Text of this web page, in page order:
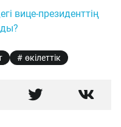
вице-президенттің
өкілеттік